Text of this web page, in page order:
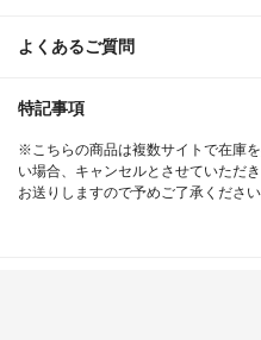
よくあるご質問
特記事項
※こちらの商品は複数サイトで在庫
い場合、キャンセルとさせていただ
お送りしますので予めご了承ください